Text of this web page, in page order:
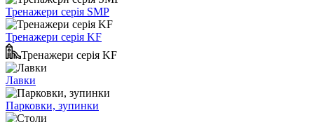
Тренажери серія SMP
Тренажери серія KF
Тренажери серія KF
Лавки
Парковки, зупинки